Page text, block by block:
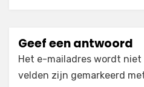
Geef een antwoord
Het e-mailadres wordt niet
velden zijn gemarkeerd